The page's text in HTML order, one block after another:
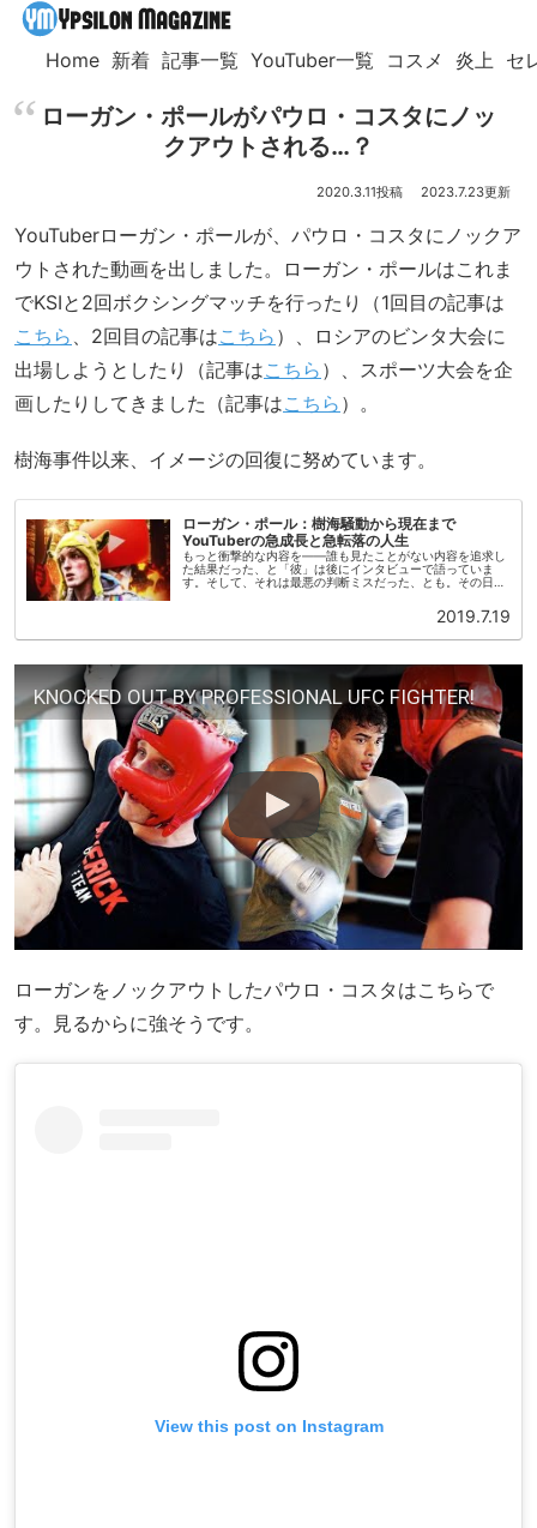
Home 新着 記事一覧 YouTuber一覧 コスメ 炎上 セ
ローガン・ポールがパウロ・コスタにノッ
クアウトされる…？
2020.3.11 2023.7.23
YouTuberローガン・ポールが、パウロ・コスタにノックア
ウトされた動画を出しました。ローガン・ポールはこれま
でKSIと2回ボクシングマッチを行ったり（1回目の記事は
こちら 、2回目の記事はこちら ）、ロシアのビンタ大会に
出場しようとしたり（記事はこちら ）、スポーツ大会を企
画したりしてきました（記事はこちら ）。
樹海事件以来、イメージの回復に努めています。
ローガン・ポール：樹海騒動から現在まで
YouTuberの急成長と急転落の人生
もっと衝撃的な内容を——誰も見たことがない内容を追求し
た結果だった、と「彼」は後にインタビューで語っていま
す。そして、それは最悪の判断ミスだった、とも。その日、
2019.7.19
KNOCKED OUT BY PROFESSIONAL UFC FIGHTER!
ローガンをノックアウトしたパウロ・コスタはこちらで
す。見るからに強そうです。
View this post on Instagram